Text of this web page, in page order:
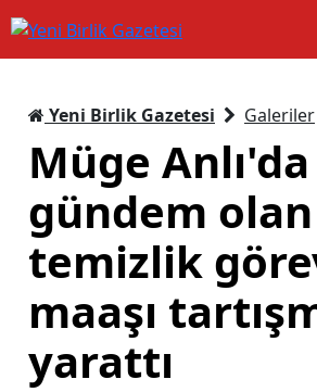
Yeni Birlik Gazetesi Galeriler
Müge Anlı'da
gündem olan
temizlik
maaşı
yarattı